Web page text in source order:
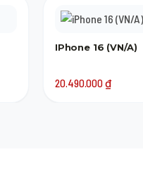
IPhone 16 (VN/A)
20.490.000₫